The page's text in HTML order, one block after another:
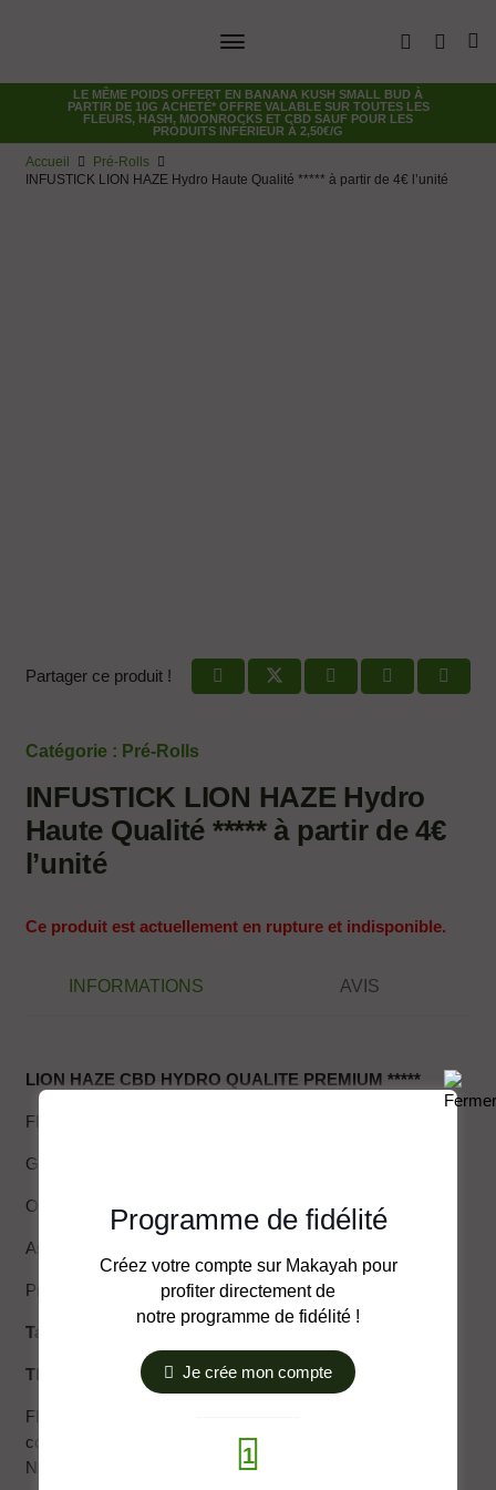
LE MÊME POIDS OFFERT EN BANANA KUSH SMALL BUD À
PARTIR DE 10G ACHETÉ* OFFRE VALABLE SUR TOUTES LES
FLEURS, HASH, MOONROCKS ET CBD SAUF POUR LES
PRODUITS INFÉRIEUR À 2,50€/G
Accueil
Pré-Rolls
INFUSTICK LION HAZE Hydro Haute Qualité ***** à partir de 4€ l’unité
Partager ce produit !
Catégorie : Pré-Rolls
INFUSTICK LION HAZE Hydro
Haute Qualité ***** à partir de 4€
l’unité
Ce produit est actuellement en rupture et indisponible.
INFORMATIONS AVIS
LION HAZE CBD HYDRO QUALITE PREMIUM *****
Fleur de CBD
Goût : crémeux , agrume et doux en gorge
Odeur : agrume
Aspect : Big Bub
Provenance : Europe
Taux CBD 17%
THC INFÉRIEUR À 0.3%.
Fleur de CBD légal<0,3% THC. Conforme à la législation
communautaire sur le CBD appuyé par règlement UE
N°1308/2013-1307/2013.
Programme de fidélité
Créez votre compte sur Makayah pour
profiter directement de
notre programme de fidélité !
Je crée mon compte
1